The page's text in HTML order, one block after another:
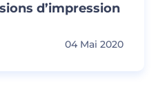
d’impression
04 Mai 2020